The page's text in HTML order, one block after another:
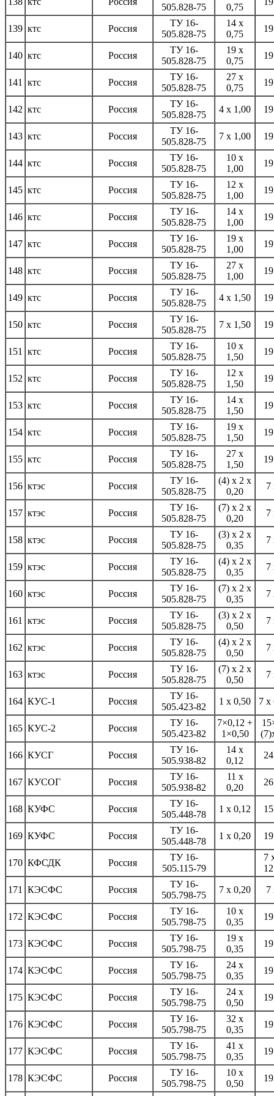
505.828-75
0,75
139 ктс Россия
ТУ 16-
505.828-75
14 x
0,75
140 ктс Россия
ТУ 16-
505.828-75
19 x
0,75
141 ктс Россия
ТУ 16-
505.828-75
27 x
0,75
142 ктс Россия
ТУ 16-
505.828-75
4 x 1,00
143 ктс Россия
ТУ 16-
505.828-75
7 x 1,00
144 ктс Россия
ТУ 16-
505.828-75
10 x
1,00
145 ктс Россия
ТУ 16-
505.828-75
12 x
1,00
146 ктс Россия
ТУ 16-
505.828-75
14 x
1,00
147 ктс Россия
ТУ 16-
505.828-75
19 x
1,00
148 ктс Россия
ТУ 16-
505.828-75
27 x
1,00
149 ктс Россия
ТУ 16-
505.828-75
4 x 1,50
150 ктс Россия
ТУ 16-
505.828-75
7 x 1,50
151 ктс Россия
ТУ 16-
505.828-75
10 x
1,50
152 ктс Россия
ТУ 16-
505.828-75
12 x
1,50
153 ктс Россия
ТУ 16-
505.828-75
14 x
1,50
154 ктс Россия
ТУ 16-
505.828-75
19 x
1,50
155 ктс Россия
ТУ 16-
505.828-75
27 x
1,50
156 ктэс Россия
ТУ 16-
505.828-75
(4) x 2 x
0,20
7
157 ктэс Россия
ТУ 16-
505.828-75
(7) x 2 x
0,20
7
158 ктэс Россия
ТУ 16-
505.828-75
(3) x 2 x
0,35
7
159 ктэс Россия
ТУ 16-
505.828-75
(4) x 2 x
0,35
7
160 ктэс Россия
ТУ 16-
505.828-75
(7) x 2 x
0,35
7
161 ктэс Россия
ТУ 16-
505.828-75
(3) x 2 x
0,50
7
162 ктэс Россия
ТУ 16-
505.828-75
(4) x 2 x
0,50
7
163 ктэс Россия
ТУ 16-
505.828-75
(7) x 2 x
0,50
7
164 КУС-1 Россия
ТУ 16-
505.423-82
1 x 0,50 7 x
165 КУС-2 Россия
ТУ 16-
505.423-82
7×0,12 +
1×0,50
166 КУСГ Россия
ТУ 16-
505.938-82
14 x
0,12
167 КУСОГ Россия
ТУ 16-
505.938-82
11 x
0,20
168 КУФС Россия
ТУ 16-
505.448-78
1 x 0,12
169 КУФС Россия
ТУ 16-
505.448-78
1 x 0,20
170 КФСДК Россия
ТУ 16-
505.115-79
7
171 КЭСФС Россия
ТУ 16-
505.798-75
7 x 0,20 7
172 КЭСФС Россия
ТУ 16-
505.798-75
10 x
0,35
173 КЭСФС Россия
ТУ 16-
505.798-75
19 x
0,35
174 КЭСФС Россия
ТУ 16-
505.798-75
24 x
0,35
175 КЭСФС Россия
ТУ 16-
505.798-75
24 x
0,50
176 КЭСФС Россия
ТУ 16-
505.798-75
32 x
0,35
177 КЭСФС Россия
ТУ 16-
505.798-75
41 x
0,35
178 КЭСФС Россия
ТУ 16-
505.798-75
10 x
0,50